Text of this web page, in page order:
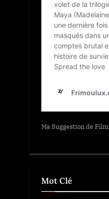
Ma Suggestion de Film
Mot Clé